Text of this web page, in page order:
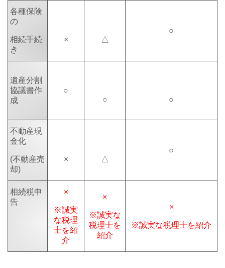
各種保険
の
相続手続
き
× △
○
遺産分割
協議書作
成
○
○
○
不動産現
金化
(不動産売
却)
× △
○
相続税申
告
×
※誠実
な税理
士を紹
介
×
※誠実な
税理士を
紹介
×
※誠実な税理士を紹介